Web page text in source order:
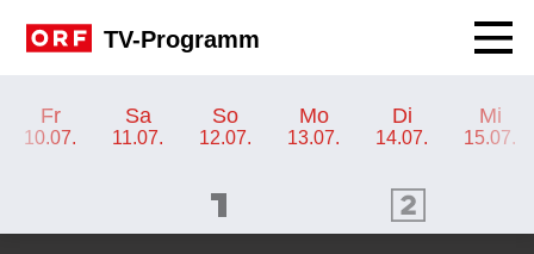
TV-Programm
Fr
10.07.
Sa
11.07.
So
12.07.
Mo
13.07.
Di
14.07.
Mi
15.07.
ORF 2 Programm